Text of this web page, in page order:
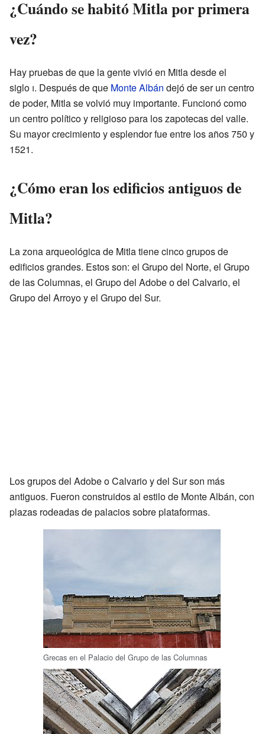
¿Cuándo se habitó Mitla por primera
vez?
Hay pruebas de que la gente vivió en Mitla desde el
siglo i. Después de que Monte Albán dejó de ser un centro
de poder, Mitla se volvió muy importante. Funcionó como
un centro político y religioso para los zapotecas del valle.
Su mayor crecimiento y esplendor fue entre los años 750 y
1521.
¿Cómo eran los edificios antiguos de
Mitla?
La zona arqueológica de Mitla tiene cinco grupos de
edificios grandes. Estos son: el Grupo del Norte, el Grupo
de las Columnas, el Grupo del Adobe o del Calvario, el
Grupo del Arroyo y el Grupo del Sur.
Los grupos del Adobe o Calvario y del Sur son más
antiguos. Fueron construidos al estilo de Monte Albán, con
plazas rodeadas de palacios sobre plataformas.
Grecas en el Palacio del Grupo de las Columnas